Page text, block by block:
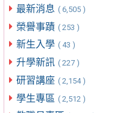
最新消息 ( 6,505 )
榮譽事蹟 ( 253 )
新生入學 ( 43 )
升學新訊 ( 227 )
研習講座 ( 2,154 )
學生專區 ( 2,512 )